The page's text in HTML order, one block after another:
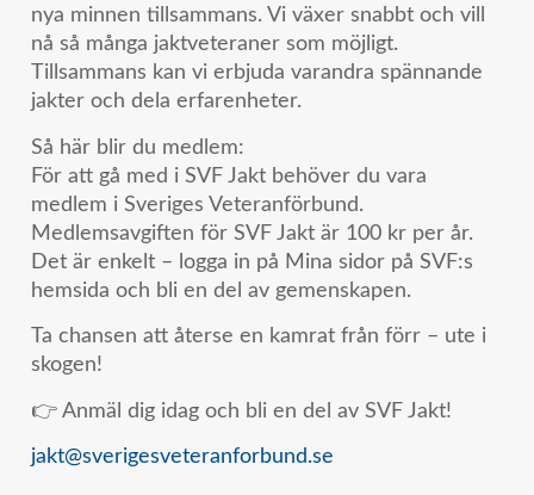
nya minnen tillsammans. Vi växer snabbt och vill
nå så många jaktveteraner som möjligt.
Tillsammans kan vi erbjuda varandra spännande
jakter och dela erfarenheter.
Så här blir du medlem:
För att gå med i SVF Jakt behöver du vara
medlem i Sveriges Veteranförbund.
Medlemsavgiften för SVF Jakt är 100 kr per år.
Det är enkelt – logga in på Mina sidor på SVF:s
hemsida och bli en del av gemenskapen.
Ta chansen att återse en kamrat från förr – ute i
skogen!
👉 Anmäl dig idag och bli en del av SVF Jakt!
jakt@sverigesveteranforbund.se